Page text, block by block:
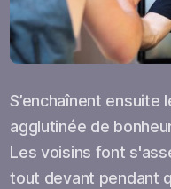
S’enchaînent
agglutinée de
Les voisins font
tout devant pendant